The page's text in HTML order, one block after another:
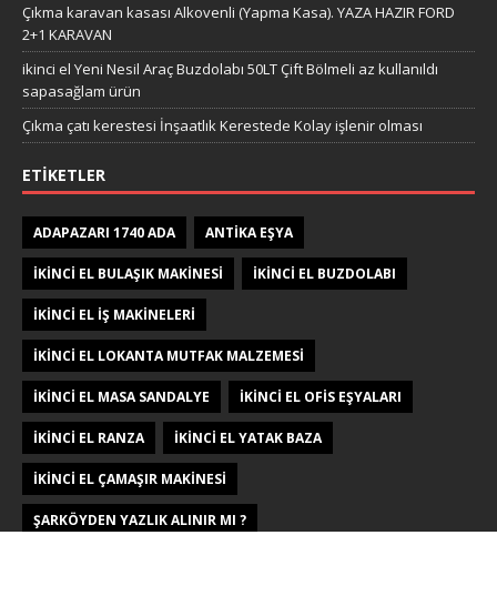
Çıkma karavan kasası Alkovenli (Yapma Kasa). YAZA HAZIR FORD
2+1 KARAVAN
ikinci el Yeni Nesil Araç Buzdolabı 50LT Çift Bölmeli az kullanıldı
sapasağlam ürün
Çıkma çatı kerestesi İnşaatlık Kerestede​​ Kolay işlenir olması
ETIKETLER
ADAPAZARI 1740 ADA ANTIKA EŞYA
IKINCI EL BULAŞIK MAKINESI IKINCI EL BUZDOLABI
IKINCI EL IŞ MAKINELERI
IKINCI EL LOKANTA MUTFAK MALZEMESI
IKINCI EL MASA SANDALYE IKINCI EL OFIS EŞYALARI
IKINCI EL RANZA IKINCI EL YATAK BAZA
IKINCI EL ÇAMAŞIR MAKINESI
ŞARKÖYDEN YAZLIK ALINIR MI ?